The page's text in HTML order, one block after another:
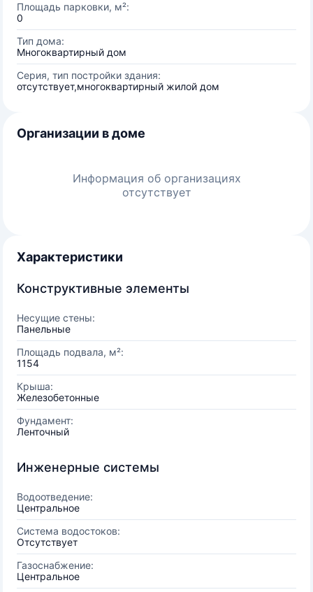
Площадь парковки, м²:
0
Тип дома:
Многоквартирный дом
Серия, тип постройки здания:
отсутствует,многоквартирный жилой дом
Организации в доме
Информация об организациях
отсутствует
Характеристики
Конструктивные элементы
Несущие стены:
Панельные
Площадь подвала, м²:
1154
Крыша:
Железобетонные
Фундамент:
Ленточный
Инженерные системы
Водоотведение:
Центральное
Система водостоков:
Отсутствует
Газоснабжение:
Центральное